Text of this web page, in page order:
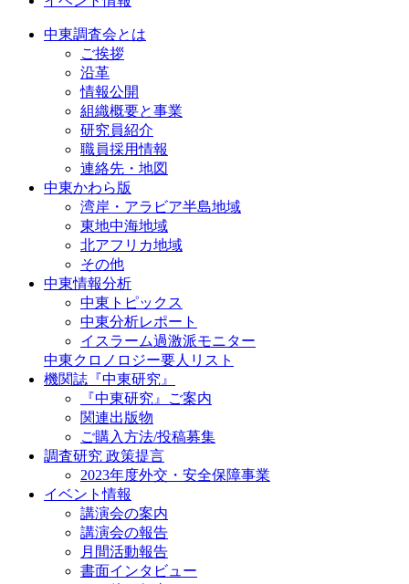
中東調査会とは
ご挨拶
沿革
情報公開
組織概要と事業
研究員紹介
職員採用情報
連絡先・地図
中東かわら版
湾岸・アラビア半島地域
東地中海地域
北アフリカ地域
その他
中東情報分析
中東トピックス
中東分析レポート
イスラーム過激派モニター
中東クロノロジー要人リスト
機関誌『中東研究』
『中東研究』ご案内
関連出版物
ご購入方法/投稿募集
調査研究 政策提言
2023年度外交・安全保障事業
イベント情報
講演会の案内
講演会の報告
月間活動報告
書面インタビュー